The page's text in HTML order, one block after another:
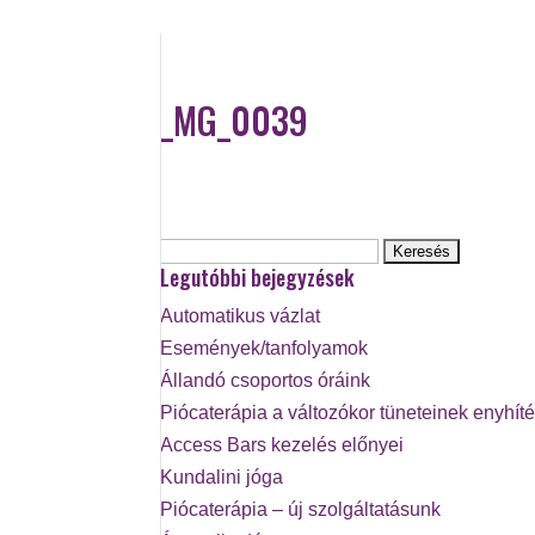
_MG_0039
Legutóbbi bejegyzések
Automatikus vázlat
Események/tanfolyamok
Állandó csoportos óráink
Piócaterápia a változókor tüneteinek
Access Bars kezelés előnyei
Kundalini jóga
Piócaterápia – új szolgáltatásunk